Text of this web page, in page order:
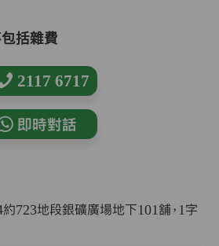
括雜費
2117 6717
即時對話
723地段銀礦廣場地下101舖，1字